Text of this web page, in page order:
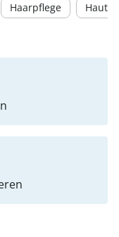
Haarpflege